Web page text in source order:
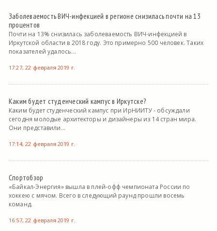
Заболеваемость ВИЧ-инфекцией в регионе снизилась почти на 13
процентов
Почти на 13% снизилась заболеваемость ВИЧ-инфекцией в
Иркутской области в 2018 году. Это примерно 500 человек. Таких
показателей удалось...
17:27, 22 февраля 2019 г.
Каким будет студенческий кампус в Иркутске?
Каким будет студенческий кампус при ИрНИИТУ - обсуждали
сегодня молодые архитекторы и дизайнеры из 14 стран мира.
Они представили...
17:14, 22 февраля 2019 г.
Спортобзор
«Байкал-Энергия» вышла в плей-офф чемпионата России по
хоккею с мячом. Всего в следующий раунд прошли восемь
команд.
16:57, 22 февраля 2019 г.